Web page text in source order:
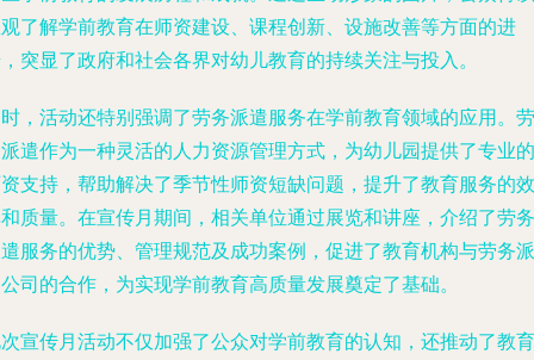
了解学前教育在师资建设、课程创新、设施改善等方面的进
突显了政府和社会各界对幼儿教育的持续关注与投入。
，活动还特别强调了劳务派遣服务在学前教育领域的应用。劳
遣作为一种灵活的人力资源管理方式，为幼儿园提供了专业的
支持，帮助解决了季节性师资短缺问题，提升了教育服务的效
质量。在宣传月期间，相关单位通过展览和讲座，介绍了劳务
服务的优势、管理规范及成功案例，促进了教育机构与劳务派
司的合作，为实现学前教育高质量发展奠定了基础。
宣传月活动不仅加强了公众对学前教育的认知，还推动了教育